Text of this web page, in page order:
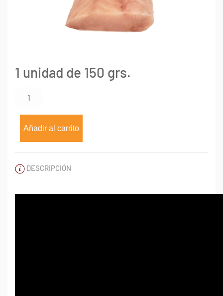
1 unidad de 150 grs.
róbalo
congelado
g
cantidad
Añadir al carrito
DESCRIPCIÓN